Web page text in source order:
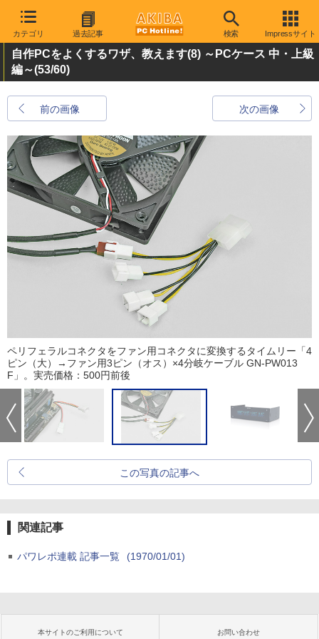
カテゴリ 過去記事 検索 Impressサイト
自作PCをよくするワザ、教えます(8) ～PCケース 中・上級
編～(53/60)
前の画像 次の画像
ペリフェラルコネクタをファン用コネクタに変換するタイムリー「4
ピン（大）→ファン用3ピン（オス）×4分岐ケーブル GN-PW013
F」。実売価格：500円前後
この写真の記事へ
関連記事
パワレポ連載 記事一覧 (1970/01/01)
本サイトのご利用について お問い合わせ